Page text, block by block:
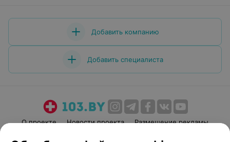
Добавить компанию
Добавить специалиста
О проекте Новости проекта
Размещение рекламы